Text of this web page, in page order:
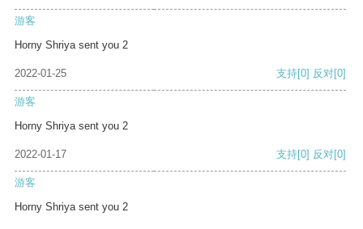
游客
Horny Shriya sent you 2
2022-01-25 支持[0] 反对[0]
游客
Horny Shriya sent you 2
2022-01-17 支持[0] 反对[0]
游客
Horny Shriya sent you 2